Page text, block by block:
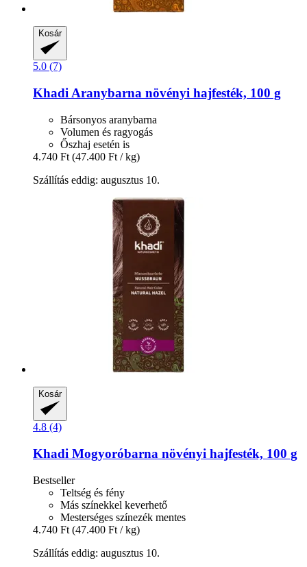
Kosár
5.0 (7)
Khadi Aranybarna növényi hajfesték, 100 g
Bársonyos aranybarna
Volumen és ragyogás
Őszhaj esetén is
4.740 Ft (47.400 Ft / kg)
Szállítás eddig: augusztus 10.
Kosár
4.8 (4)
Khadi Mogyoróbarna növényi hajfesték, 100 g
Bestseller
Teltség és fény
Más színekkel keverhető
Mesterséges színezék mentes
4.740 Ft (47.400 Ft / kg)
Szállítás eddig: augusztus 10.